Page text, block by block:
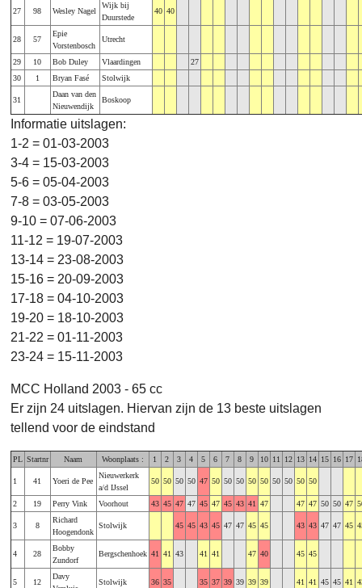
27 98 Wesley Nagel
Wijk bij
Duurstede
40 40
28 57
Epie
Vorstenbosch
Utrecht
29 10 Bob Duley Vlaardingen
27
30
1 Bryan Fasé Stolwijk
31
Daan van den
Nieuwendijk
Boskoop
Informatie uitslagen:
1-2 = 01-03-2003
3-4 = 15-03-2003
5-6 = 05-04-2003
7-8 = 03-05-2003
9-10 = 07-06-2003
11-12 = 19-07-2003
13-14 = 23-08-2003
15-16 = 20-09-2003
17-18 = 04-10-2003
19-20 = 18-10-2003
21-22 = 01-11-2003
23-24 = 15-11-2003
MCC Holland 2003 - 65 cc
Er zijn 24 uitslagen. Hiervan zijn de 13 beste uitslagen
tellend voor de eindstand
PL Startnr Naam Woonplaats : 1 2 3 4 5 6 7 8 9 10 11 12 13 14 15 16 17
1 41 Yoeri de Pee
Nieuwerkerk
a/d IJssel
50 50 50 50 47 50 50 50 50 50 50 50 50 50
2 19 Perry Vink Voorhout 43 45 47 47 45 47 45 43 41 47 47 47 50 50 47
3 8
Richard
Hoogendonk
Stolwijk 45 45 43 45 47 47 45 45 43 43 47 47 45
4 28
Bobby
Zundorf
Bergschenhoek 41 41 43 41 41 47 40 45 45
5 12
Davy
Stolwijk 36 35 35 37 39 39 39 39 41 41 45 45 41